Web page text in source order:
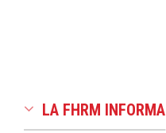
LA FHRM INFORMA